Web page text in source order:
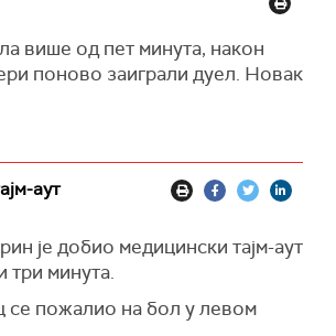
више од пет минута, након
поново заиграли дуел. Новак
аут
је добио медицински тајм-аут
три минута.
се пожалио на бол у левом